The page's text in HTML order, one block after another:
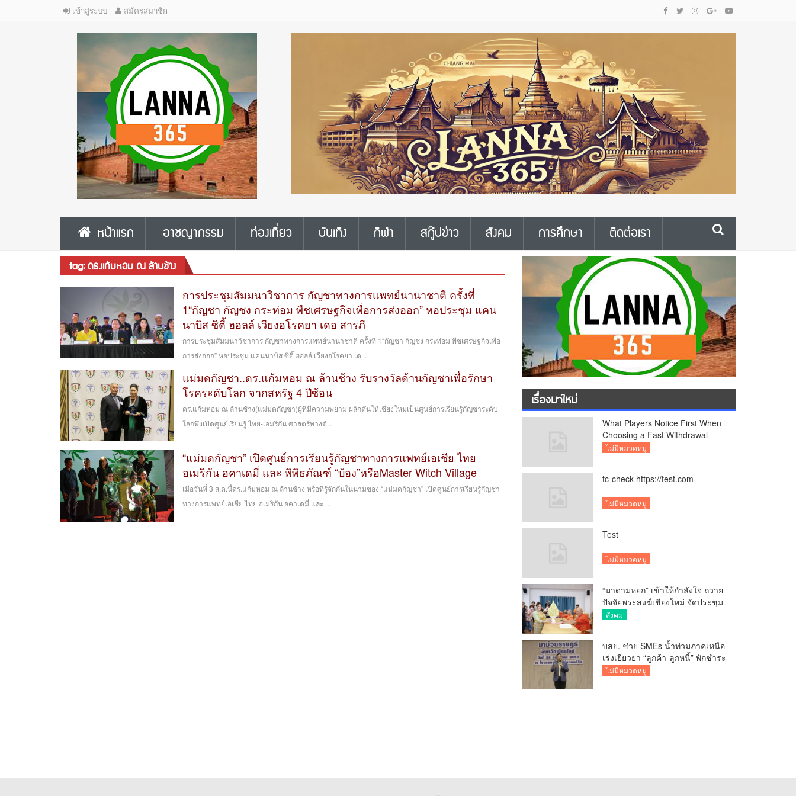
เข้าสู่ระบบ สมัครสมาชิก
หน้าแรก อาชญากรรม ท่องเที่ยว บันเทิง กีฬา สกู๊ปข่าว สังคม การศึกษา ติดต่อเรา
tag: ดร.แก้มหอม ณ ล้านช้าง
การประชุมสัมมนาวิชาการ กัญชาทางการแพทย์นานาชาติ ครั้งที่
1“กัญชา กัญชง กระท่อม พืชเศรษฐกิจเพื่อการส่งออก” หอประชุม แคน
นาบิส ซิตี้ ฮอลล์ เวียงอโรคยา เดอ สารภี
การประชุมสัมมนาวิชาการ กัญชาทางการแพทย์นานาชาติ ครั้งที่ 1“กัญชา กัญชง กระท่อม พืชเศรษฐกิจเพื่อ
การส่งออก” หอประชุม แคนนาบิส ซิตี้ ฮอลล์ เวียงอโรคยา เด...
แม่มดกัญชา..ดร.แก้มหอม ณ ล้านช้าง รับรางวัลด้านกัญชาเพื่อรักษา
โรคระดับโลก จากสหรัฐ 4 ปีซ้อน
ดร.แก้มหอม ณ ล้านช้าง(แม่มดกัญชา)​ผู้ที่มีความพยาม ผลักดันให้เชียงใหม่เป็นศูนย์การเรียนรู้กัญชาระดับ
โลกพึ่งเปิดศูนย์เรียนรู้ ไทย-เอมริกัน ศาสตร์​ทางด้...
“แม่มดกัญชา” เปิดศูนย์การเรียนรู้กัญชาทางการแพทย์เอเชีย ไทย
อเมริกัน อคาเดมี่ และ พิพิธภัณฑ์ “บ้อง”หรือMaster Witch Village
เมื่อวันที่ 3 ส.ค.นี้ดร.แก้มหอม ณ ล้านช้าง หรือที่รู้จักกันในนามของ “แม่มดกัญชา” เปิดศูนย์การเรียนรู้กัญชา
ทางการแพทย์เอเชีย ไทย อเมริกัน อคาเดมี่ และ ...
เรื่องมาใหม่
What Players Notice First When
Choosing a Fast Withdrawal
Casino UK
ไม่มีหมวดหมู่
tc-check-https://test.com
ไม่มีหมวดหมู่
Test
ไม่มีหมวดหมู่
“มาดามหยก” เข้าให้กำลังใจ ถวาย
ปัจจัยพระสงฆ์เชียงใหม่ จัดประชุม
ทำบัญชีรายรับรายจ่ายของวัด กว่า
สังคม
บสย. ช่วย SMEs น้ำท่วมภาคเหนือ
เร่งเยียวยา “ลูกค้า-ลูกหนี้” พักชำระ
ค่าธรรมเนียม-ค่างวด
ไม่มีหมวดหมู่